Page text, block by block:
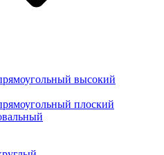
высокий
плоский